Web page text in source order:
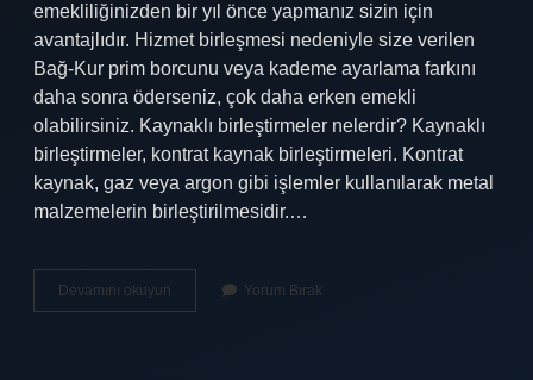
emekliliğinizden bir yıl önce yapmanız sizin için
avantajlıdır. Hizmet birleşmesi nedeniyle size verilen
Bağ-Kur prim borcunu veya kademe ayarlama farkını
daha sonra öderseniz, çok daha erken emekli
olabilirsiniz. Kaynaklı birleştirmeler nelerdir? Kaynaklı
birleştirmeler, kontrat kaynak birleştirmeleri. Kontrat
kaynak, gaz veya argon gibi işlemler kullanılarak metal
malzemelerin birleştirilmesidir.…
Devamını okuyun Birleştirme
Işlemleri
Yorum Bırak